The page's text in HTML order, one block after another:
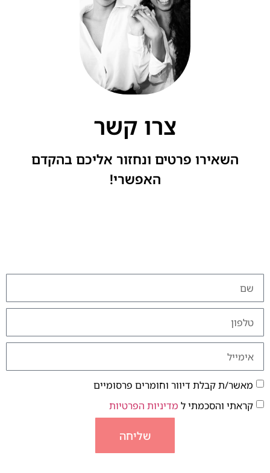
צרו קשר
השאירו פרטים ונחזור אליכם בהקדם
האפשרי!
מאשר/ת קבלת דיוור וחומרים פרסומיים
קראתי והסכמתי ל מדיניות הפרטיות
שליחה